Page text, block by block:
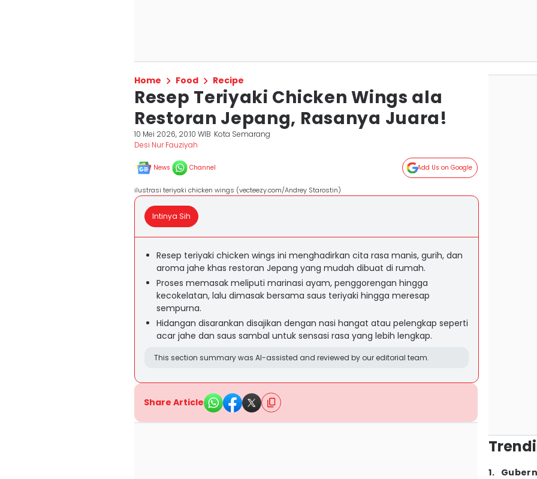
Home Food Recipe
Resep Teriyaki Chicken Wings ala
Restoran Jepang, Rasanya Juara!
10 Mei 2026, 20:10 WIB Kota Semarang
Desi Nur Fauziyah
News Channel Add Us on Google
ilustrasi teriyaki chicken wings (vecteezy.com/Andrey Starostin)
Intinya Sih
Resep teriyaki chicken wings ini menghadirkan cita rasa manis, gurih, dan
aroma jahe khas restoran Jepang yang mudah dibuat di rumah.
Proses memasak meliputi marinasi ayam, penggorengan hingga
kecokelatan, lalu dimasak bersama saus teriyaki hingga meresap
sempurna.
Hidangan disarankan disajikan dengan nasi hangat atau pelengkap seperti
acar jahe dan saus sambal untuk sensasi rasa yang lebih lengkap.
This section summary was AI-assisted and reviewed by our editorial team.
Share Article
1.